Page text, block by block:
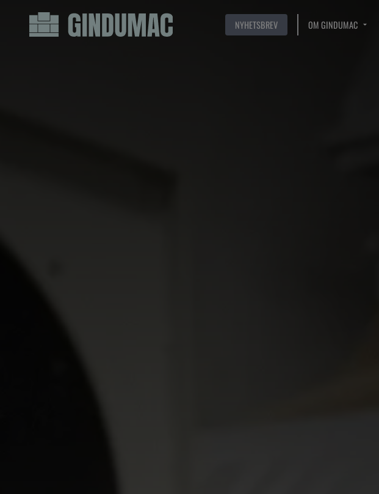
NYHETSBREV OM GINDUMAC